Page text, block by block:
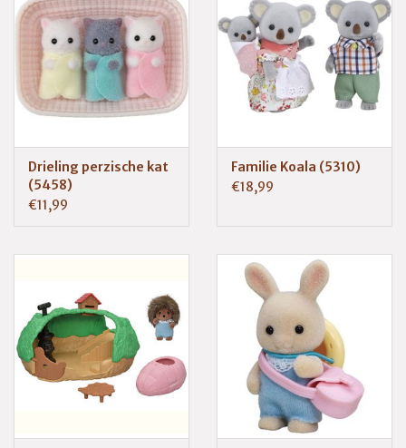
Drieling perzische kat
(5458)
€11,99
Familie Koala (5310)
€18,99